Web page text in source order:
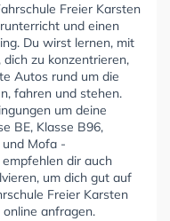
Freier Karsten
und einen
Du wirst lernen, mit
zu konzentrieren,
Autos rund um die
fahren und stehen.
um deine
BE, Klasse B96,
und Mofa -
dir auch
um dich gut auf
Freier Karsten
online anfragen.